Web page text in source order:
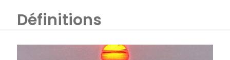
Définitions